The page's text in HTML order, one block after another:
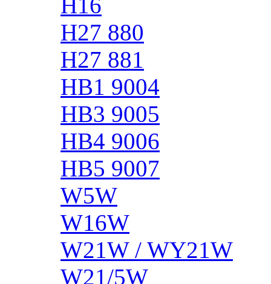
H27 880
H27 881
HB1 9004
HB3 9005
HB4 9006
HB5 9007
W5W
W16W
W21W / WY21W
W21/5W